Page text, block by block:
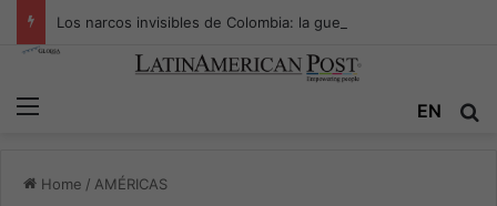
EN
Home / AMÉRICAS